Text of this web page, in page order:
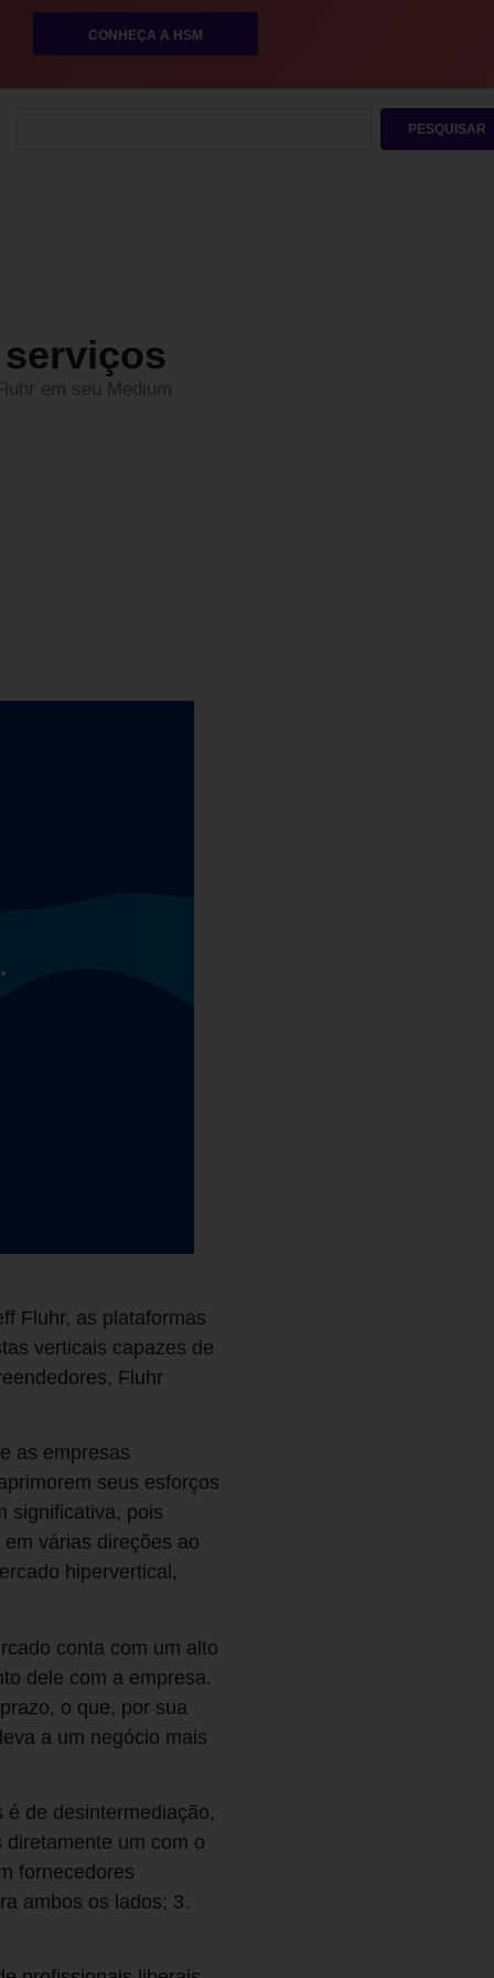
CONHEÇA A HSM
PESQUISAR
em seu Medium
Fluhr, as plataformas
verticais capazes de
Fluhr
as empresas
seus esforços
significativa, pois
várias direções ao
hipervertical,
conta com um alto
dele com a empresa.
o que, por sua
a um negócio mais
de desintermediação,
um com o
fornecedores
ambos os lados; 3.